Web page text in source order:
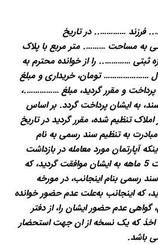
فرزند ………….. در تاریخ
به مساحت ………. متر مربع با پلاک
ثبتی ………….. را از خوانده محترم به
………………… تومان، خریداری و مبلغ
و مقرر گردید، مبلغ …………….،
به ایشان پرداخت گردد. بر اساس
تنظیم‌ شده، مقرر گردید در تاریخ
به تنظیم سند رسمی به نام
آپارتمان مورد معامله در بازداشت
بوده، نسبت به اعطای مهلت 5 ماهه به ایشان موافقت گردید، که
رسمی بنام اینجانب، در مورخه
که اینجانب به‌علت عدم حضور خوانده
گواهی عدم حضور ایشان را، از دفتر
که یک نسخه از ان جهت استحضار
باشد.